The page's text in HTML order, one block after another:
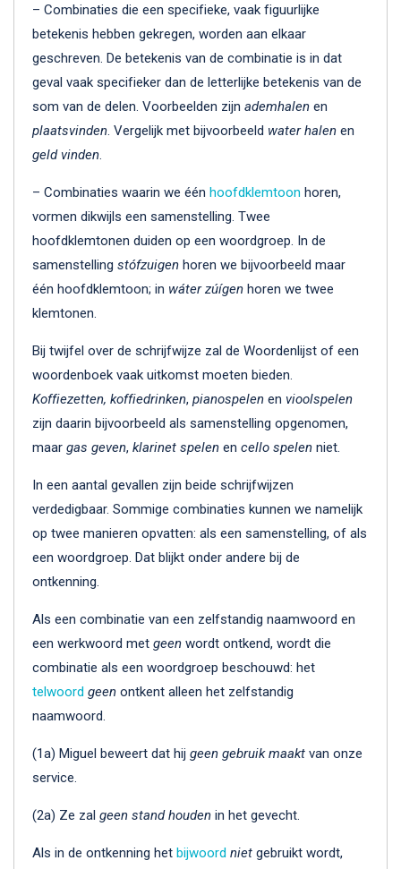
– Combinaties die een specifieke, vaak figuurlijke
betekenis hebben gekregen, worden aan elkaar
geschreven. De betekenis van de combinatie is in dat
geval vaak specifieker dan de letterlijke betekenis van de
som van de delen. Voorbeelden zijn ademhalen en
plaatsvinden. Vergelijk met bijvoorbeeld water halen en
geld vinden.
– Combinaties waarin we één hoofdklemtoon horen,
vormen dikwijls een samenstelling. Twee
hoofdklemtonen duiden op een woordgroep. In de
samenstelling stófzuigen horen we bijvoorbeeld maar
één hoofdklemtoon; in wáter zúígen horen we twee
klemtonen.
Bij twijfel over de schrijfwijze zal de Woordenlijst of een
woordenboek vaak uitkomst moeten bieden.
Koffiezetten, koffiedrinken, pianospelen en vioolspelen
zijn daarin bijvoorbeeld als samenstelling opgenomen,
maar gas geven, klarinet spelen en cello spelen niet.
In een aantal gevallen zijn beide schrijfwijzen
verdedigbaar. Sommige combinaties kunnen we namelijk
op twee manieren opvatten: als een samenstelling, of als
een woordgroep. Dat blijkt onder andere bij de
ontkenning.
Als een combinatie van een zelfstandig naamwoord en
een werkwoord met geen wordt ontkend, wordt die
combinatie als een woordgroep beschouwd: het
telwoord geen ontkent alleen het zelfstandig
naamwoord.
(1a) Miguel beweert dat hij geen gebruik maakt van onze
service.
(2a) Ze zal geen stand houden in het gevecht.
Als in de ontkenning het bijwoord niet gebruikt wordt,